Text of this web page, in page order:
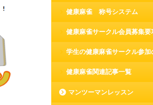
健康麻雀 称号システム
健康麻雀サークル会員募集要
学生の健康麻雀サークル参加
健康麻雀関連記事一覧
マンツーマンレッスン